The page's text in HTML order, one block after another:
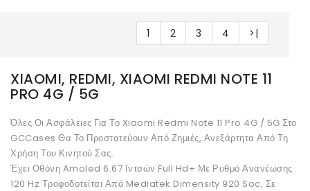
1 2 3 4 >|
XIAOMI, REDMI, XIAOMI REDMI NOTE 11
PRO 4G / 5G
Όλες Οι Ασφάλειες Για Το Xiaomi Redmi Note 11 Pro 4G / 5G Στο
GCCases Θα Το Προστατεύουν Από Ζημιές, Ανεξάρτητα Από Τη
Χρήση Του Κινητού Σας.
Έχει Οθόνη Amoled 6.67 Ιντσών Full Hd+ Με Ρυθμό Ανανέωσης
120 Hz Τροφοδοτείται Από Mediatek Dimensity 920 Soc, Σε